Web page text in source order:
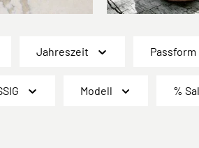
Jahreszeit Passform
Modell %